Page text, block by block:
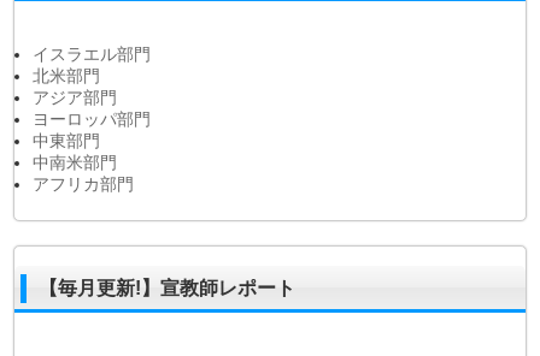
イスラエル部門
北米部門
アジア部門
ヨーロッパ部門
中東部門
中南米部門
アフリカ部門
【毎月更新!】宣教師レポート